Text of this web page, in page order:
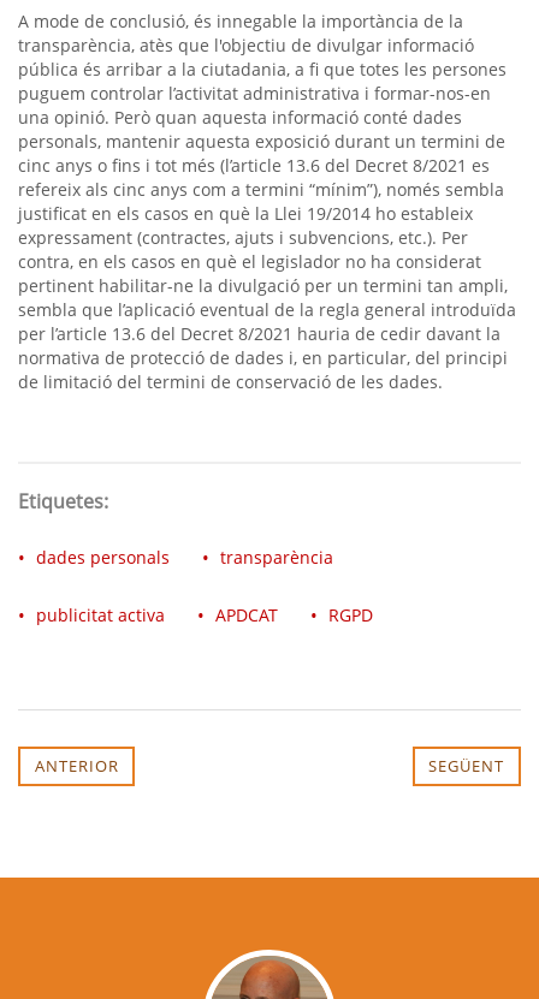
A mode de conclusió, és innegable la importància de la
transparència, atès que l'objectiu de divulgar informació
pública és arribar a la ciutadania, a fi que totes les persones
puguem controlar l’activitat administrativa i formar-nos-en
una opinió. Però quan aquesta informació conté dades
personals, mantenir aquesta exposició durant un termini de
cinc anys o fins i tot més (l’article 13.6 del Decret 8/2021 es
refereix als cinc anys com a termini “mínim”), només sembla
justificat en els casos en què la Llei 19/2014 ho estableix
expressament (contractes, ajuts i subvencions, etc.). Per
contra, en els casos en què el legislador no ha considerat
pertinent habilitar-ne la divulgació per un termini tan ampli,
sembla que l’aplicació eventual de la regla general introduïda
per l’article 13.6 del Decret 8/2021 hauria de cedir davant la
normativa de protecció de dades i, en particular, del principi
de limitació del termini de conservació de les dades.
Etiquetes:
dades personals transparència
publicitat activa APDCAT RGPD
ANTERIOR SEGÜENT